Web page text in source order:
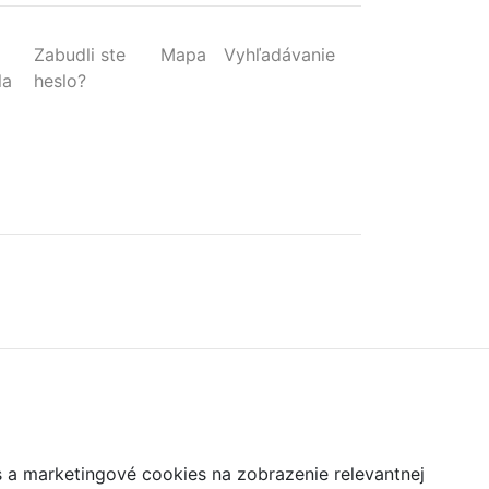
Zabudli ste
heslo?
Mapa Vyhľadávanie
marketingové cookies na zobrazenie relevantnej